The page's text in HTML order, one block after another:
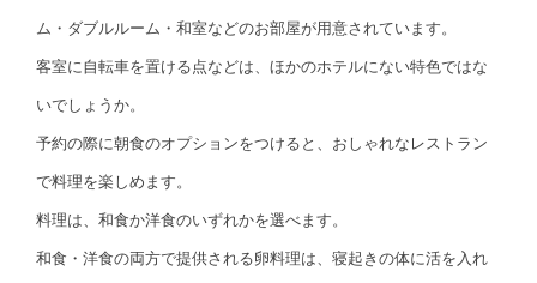
ム・ダブルルーム・和室などのお部屋が用意されています。
客室に自転車を置ける点などは、ほかのホテルにない特色ではな
いでしょうか。
予約の際に朝食のオプションをつけると、おしゃれなレストラン
で料理を楽しめます。
料理は、和食か洋食のいずれかを選べます。
和食・洋食の両方で提供される卵料理は、寝起きの体に活を入れ